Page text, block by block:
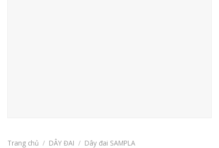
Trang chủ / DÂY ĐAI / Dây đai SAMPLA